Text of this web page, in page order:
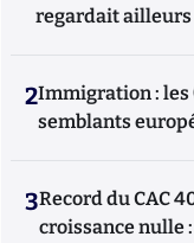
regardait ailleurs
2Immigration : les
semblants
3Record du CAC
croissance nulle